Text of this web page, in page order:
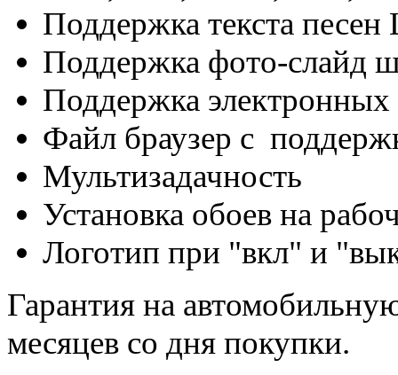
Поддержка текста песен
Поддержка фото-слайд
Поддержка
Файл браузер с
Мультизадачность
Установка обоев на
Логотип при "вкл" и
Гарантия на
месяцев со дня покупки.